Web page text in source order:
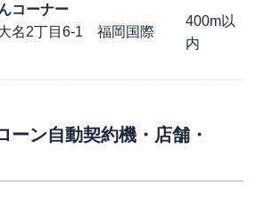
コーナー
名2丁目6-1 福岡国際
400m以
内
ーン自動契約機・店舗・